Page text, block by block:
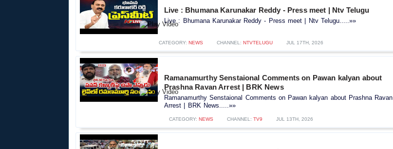
Live : Bhumana Karunakar Reddy - Press meet | Ntv Telugu
Live : Bhumana Karunakar Reddy - Press meet | Ntv Telugu.....»»
CATEGORY: NEWS CHANNEL: NTVTELUGU JUL 17TH, 2026
Ramanamurthy Senstaional Comments on Pawan kalyan about
Prashna Ravan Arrest | BRK News
Ramanamurthy Senstaional Comments on Pawan kalyan about Prashna Ravan
Arrest | BRK News.....»»
CATEGORY: NEWS CHANNEL: TV9 JUL 13TH, 2026